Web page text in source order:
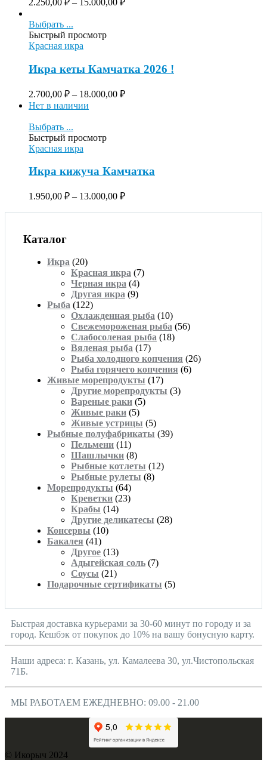
2.250,00 ₽ – 15.000,00 ₽
Выбрать ...
Быстрый просмотр
Красная икра
Икра кеты Камчатка 2026 !
2.700,00 ₽ – 18.000,00 ₽
Нет в наличии
Выбрать ...
Быстрый просмотр
Красная икра
Икра кижуча Камчатка
1.950,00 ₽ – 13.000,00 ₽
Каталог
Икра (20)
Красная икра (7)
Черная икра (4)
Другая икра (9)
Рыба (122)
Охлажденная рыба (10)
Свежемороженая рыба (56)
Слабосоленая рыба (18)
Вяленая рыба (17)
Рыба холодного копчения (26)
Рыба горячего копчения (6)
Живые морепродукты (17)
Другие морепродукты (3)
Вареные раки (5)
Живые раки (5)
Живые устрицы (5)
Рыбные полуфабрикаты (39)
Пельмени (11)
Шашлычки (8)
Рыбные котлеты (12)
Рыбные рулеты (8)
Морепродукты (64)
Креветки (23)
Крабы (14)
Другие деликатесы (28)
Консервы (10)
Бакалея (41)
Другое (13)
Адыгейская соль (7)
Соусы (21)
Подарочные сертификаты (5)
Быстрая доставка курьерами за 30-60 минут по городу и за
город. Кешбэк от покупок до 10% на вашу бонусную карту.
Наши адреса: г. Казань, ул. Камалеева 30, ул.Чистопольская
71Б.
МЫ РАБОТАЕМ ЕЖЕДНЕВНО: 09.00 - 21.00
© Икорыч 2024